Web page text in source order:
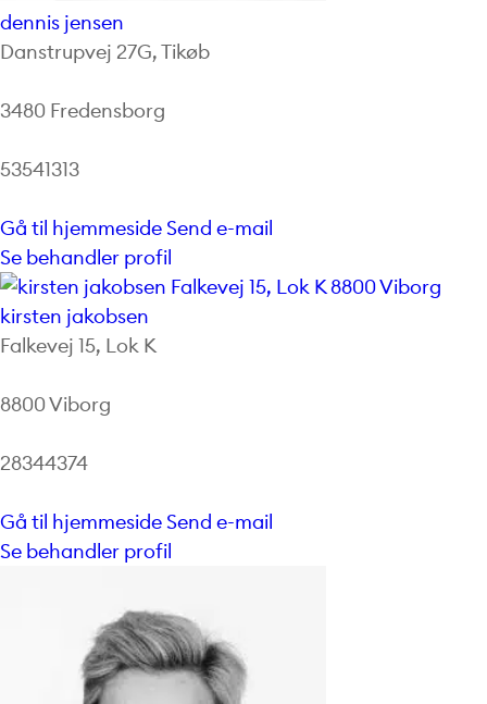
dennis jensen
Danstrupvej 27G, Tikøb
3480 Fredensborg
53541313
Gå til hjemmesideSend e-mail
Se behandler profil
kirsten jakobsen
Falkevej 15, Lok K
8800 Viborg
28344374
Gå til hjemmesideSend e-mail
Se behandler profil